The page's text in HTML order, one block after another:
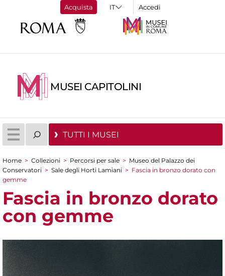
Acquista Accedi
MUSEI CAPITOLINI
TUTTI I MUSEI
Tu sei qui
Home > Collezioni > Percorsi per sale > Museo del Palazzo dei
Conservatori > Sale degli Horti Lamiani > Fascia in bronzo dorato con
gemme
Fascia in bronzo dorato
con gemme